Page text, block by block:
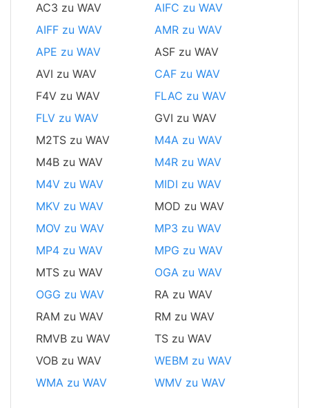
AC3 zu WAV
AIFC zu WAV
AIFF zu WAV
AMR zu WAV
APE zu WAV
ASF zu WAV
AVI zu WAV
CAF zu WAV
F4V zu WAV
FLAC zu WAV
FLV zu WAV
GVI zu WAV
M2TS zu WAV
M4A zu WAV
M4B zu WAV
M4R zu WAV
M4V zu WAV
MIDI zu WAV
MKV zu WAV
MOD zu WAV
MOV zu WAV
MP3 zu WAV
MP4 zu WAV
MPG zu WAV
MTS zu WAV
OGA zu WAV
OGG zu WAV
RA zu WAV
RAM zu WAV
RM zu WAV
RMVB zu WAV
TS zu WAV
VOB zu WAV
WEBM zu WAV
WMA zu WAV
WMV zu WAV